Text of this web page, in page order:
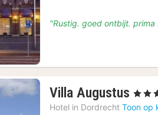
"Rustig. goed ontbijt.
Villa Augustus 1
, 3
Hotel in Dordrecht Toon op